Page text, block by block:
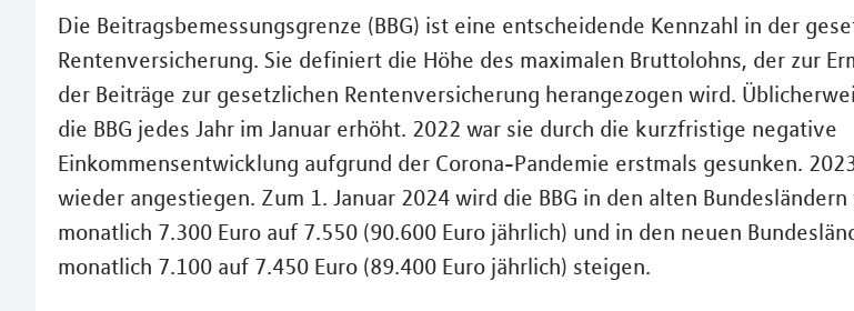
Die Beitragsbemessungsgrenze (BBG) ist eine entscheidende Kennzahl in der
Rentenversicherung. Sie definiert die Höhe des maximalen Bruttolohns, der zur
der Beiträge zur gesetzlichen Rentenversicherung herangezogen wird.
die BBG jedes Jahr im Januar erhöht. 2022 war sie durch die kurzfristige negative
Einkommensentwicklung aufgrund der Corona-Pandemie erstmals gesunken.
wieder angestiegen. Zum 1. Januar 2024 wird die BBG in den alten Bundesländern
monatlich 7.300 Euro auf 7.550 (90.600 Euro jährlich) und in den neuen
monatlich 7.100 auf 7.450 Euro (89.400 Euro jährlich) steigen.